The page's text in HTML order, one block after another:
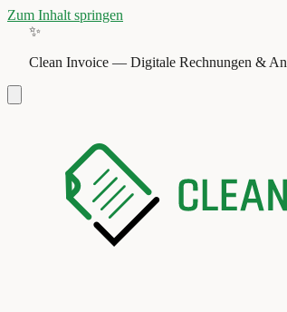
Zum Inhalt springen
✨
Clean Invoice — Digitale Rechnungen &